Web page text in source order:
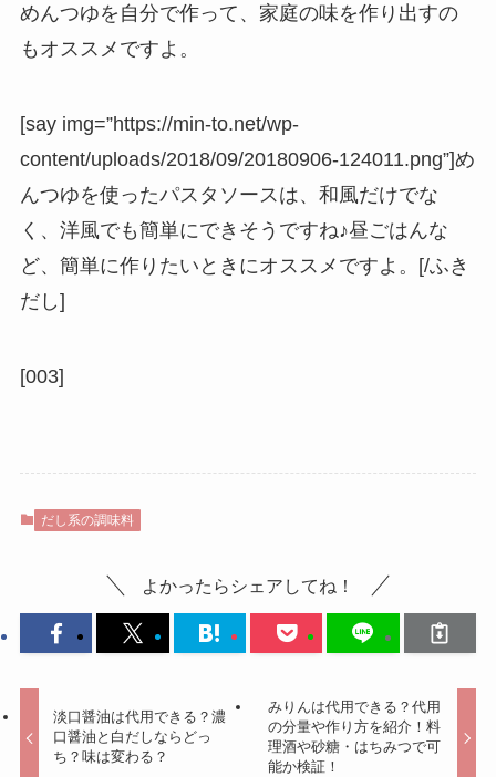
めんつゆを自分で作って、家庭の味を作り出すの
もオススメですよ。
[say img=”https://min-to.net/wp-
content/uploads/2018/09/20180906-124011.png”]め
んつゆを使ったパスタソースは、和風だけでな
く、洋風でも簡単にできそうですね♪昼ごはんな
ど、簡単に作りたいときにオススメですよ。[/ふき
だし]
[003]
だし系の調味料
よかったらシェアしてね！
淡口醤油は代用できる？濃
口醤油と白だしならどっ
ち？味は変わる？
みりんは代用できる？代用
の分量や作り方を紹介！料
理酒や砂糖・はちみつで可
能か検証！